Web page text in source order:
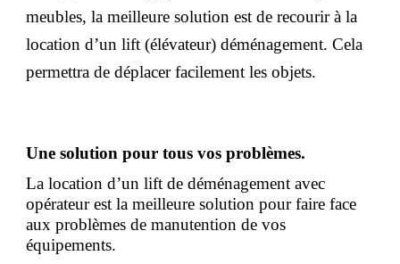
meubles, la meilleure solution est de recourir à la
location d’un lift (élévateur) déménagement. Cela
permettra de déplacer facilement les objets.
Une solution pour tous vos problèmes.
La location d’un lift de déménagement avec
opérateur est la meilleure solution pour faire face
aux problèmes de manutention de vos
équipements.